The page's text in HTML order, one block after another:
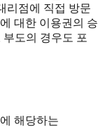
리점에 직접 방문
대한 이용권의 승
도의 경우도 포
해당하는